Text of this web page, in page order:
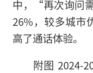
中，“再次询问
26%，较多城市
高了通话体验。
附图 2024-